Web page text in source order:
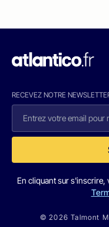
RECEVEZ NOTRE
En cliquant sur s'inscrire,
© 2026 Talmont